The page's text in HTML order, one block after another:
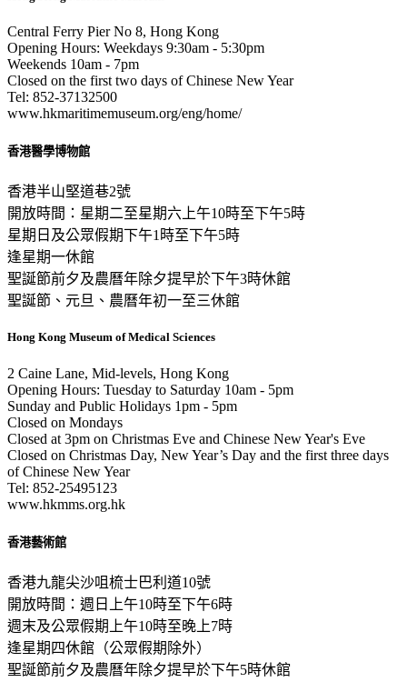
Central Ferry Pier No 8, Hong Kong
Opening Hours: Weekdays 9:30am - 5:30pm
Weekends 10am - 7pm
Closed on the first two days of Chinese New Year
Tel: 852-37132500
www.hkmaritimemuseum.org/eng/home/
香港醫學博物館
香港半山堅道巷2號
開放時間：星期二至星期六上午10時至下午5時
星期日及公眾假期下午1時至下午5時
逢星期一休館
聖誕節前夕及農曆年除夕提早於下午3時休館
聖誕節、元旦、農曆年初一至三休館
Hong Kong Museum of Medical Sciences
2 Caine Lane, Mid-levels, Hong Kong
Opening Hours: Tuesday to Saturday 10am - 5pm
Sunday and Public Holidays 1pm - 5pm
Closed on Mondays
Closed at 3pm on Christmas Eve and Chinese New Year's Eve
Closed on Christmas Day, New Year’s Day and the first three days
of Chinese New Year
Tel: 852-25495123
www.hkmms.org.hk
香港藝術館
香港九龍尖沙咀梳士巴利道10號
開放時間：週日上午10時至下午6時
週末及公眾假期上午10時至晚上7時
逢星期四休館（公眾假期除外）
聖誕節前夕及農曆年除夕提早於下午5時休館